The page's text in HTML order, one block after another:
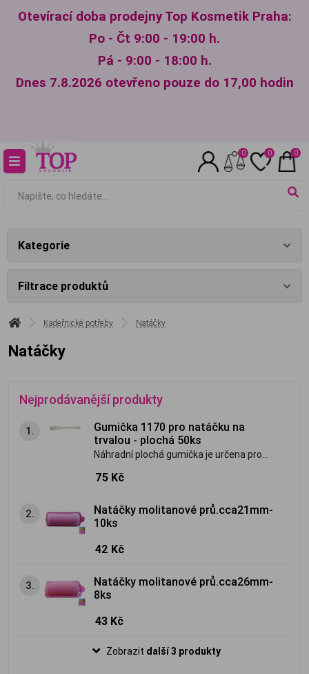
Otevírací doba prodejny Top Kosmetik Praha:
Po - Čt 9:00 - 19:00 h.
Pá - 9:00 - 18:00 h.
Dnes 7.8.2026 otevřeno pouze do 17,00 hodin
0 0 0
Kategorie
Filtrace produktů
Kadeřnické potřeby Natáčky
Natáčky
Nejprodávanější produkty
1.
Gumička 1170 pro natáčku na
trvalou - plochá 50ks
Náhradní plochá gumička je určena pro
natáčky na trvalou. Barva: šedá Délka: 90
75 Kč
2.
Natáčky molitanové prů.cca21mm-
10ks
42 Kč
3.
Natáčky molitanové prů.cca26mm-
8ks
43 Kč
Zobrazit další 3 produkty